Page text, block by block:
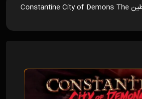
فیلم کنستانتین: شهر شیاطین Constantine City of Demons The